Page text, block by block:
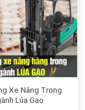
Xe Nâng Trong
Lúa Gạo